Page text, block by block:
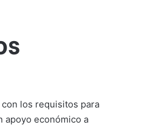
los requisitos para
apoyo económico a